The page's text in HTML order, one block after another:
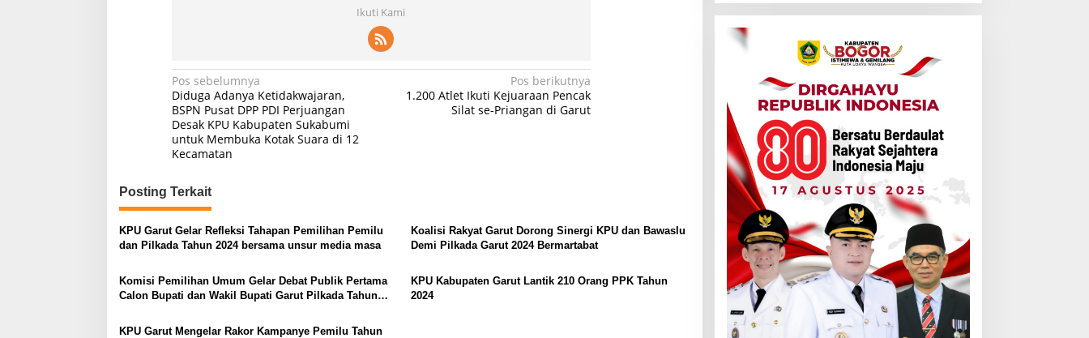
Ikuti Kami
Navigasi
pos
Pos sebelumnya
Diduga Adanya Ketidakwajaran,
BSPN Pusat DPP PDI Perjuangan
Desak KPU Kabupaten Sukabumi
untuk Membuka Kotak Suara di 12
Kecamatan
Pos berikutnya
1.200 Atlet Ikuti Kejuaraan Pencak
Silat se-Priangan di Garut
Posting Terkait
KPU Garut Gelar Refleksi Tahapan Pemilihan Pemilu
dan Pilkada Tahun 2024 bersama unsur media masa
Koalisi Rakyat Garut Dorong Sinergi KPU dan Bawaslu
Demi Pilkada Garut 2024 Bermartabat
Komisi Pemilihan Umum Gelar Debat Publik Pertama
Calon Bupati dan Wakil Bupati Garut Pilkada Tahun
KPU Kabupaten Garut Lantik 210 Orang PPK Tahun
2024
KPU Garut Mengelar Rakor Kampanye Pemilu Tahun